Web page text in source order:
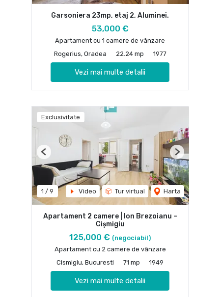
Garsoniera 23mp, etaj 2, Aluminei.
53,000 €
Apartament cu 1 camere de vânzare
Rogerius, Oradea
22.24 mp 1977
Vezi mai multe detalii
Exclusivitate
1 / 9 Video Tur virtual Harta
Previous Next
Apartament 2 camere | Ion Brezoianu –
Cișmigiu
125,000 € (negociabil)
Apartament cu 2 camere de vânzare
Cismigiu, Bucuresti
71 mp 1949
Vezi mai multe detalii